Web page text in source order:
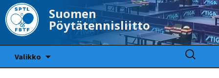
Suomen
Pöytätennisliitto
Valikko
Haku: